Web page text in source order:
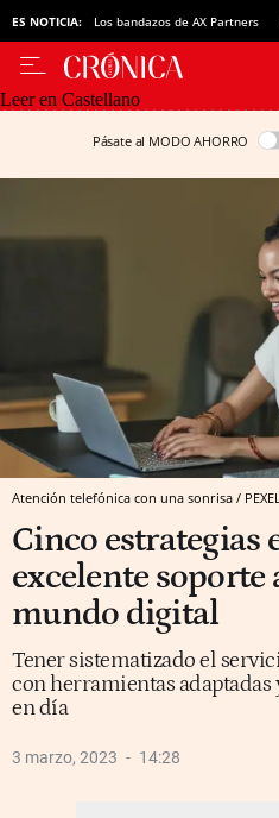
ES NOTICIA: Los bandazos de AX Partners
Leer en Castellano
Pásate al MODO AHORRO
Atención telefónica con una sonrisa /
Cinco estrategias
excelente soporte
mundo digital
Tener sistematizado el
con herramientas
en día
3 marzo, 2023 14:28